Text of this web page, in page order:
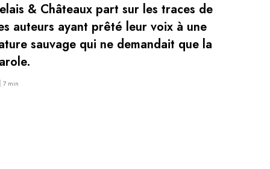
& Châteaux part sur les traces de
auteurs ayant prêté leur voix à une
sauvage qui ne demandait que la
7 min